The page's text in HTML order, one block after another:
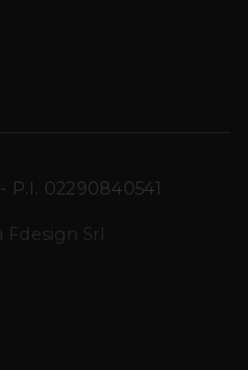
P.I. 02290840541
Fdesign Srl